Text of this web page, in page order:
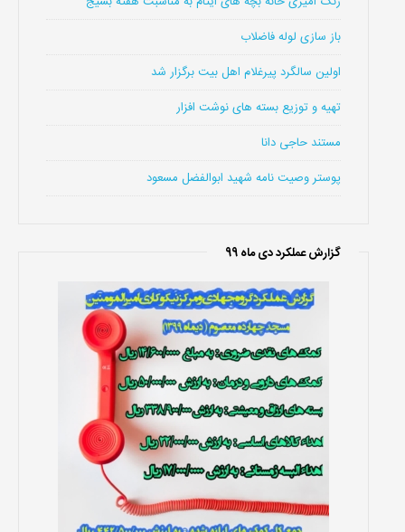
باز سازی لوله فاضلاب
اولین سالگرد پیرغلام اهل بیت برگزار شد
تهیه و توزیع بسته های نوشت افزار
مستند حاجی دانا
پوستر وصیت نامه شهید ابوالفضل مسعود
گزارش عملکرد دی ماه 99